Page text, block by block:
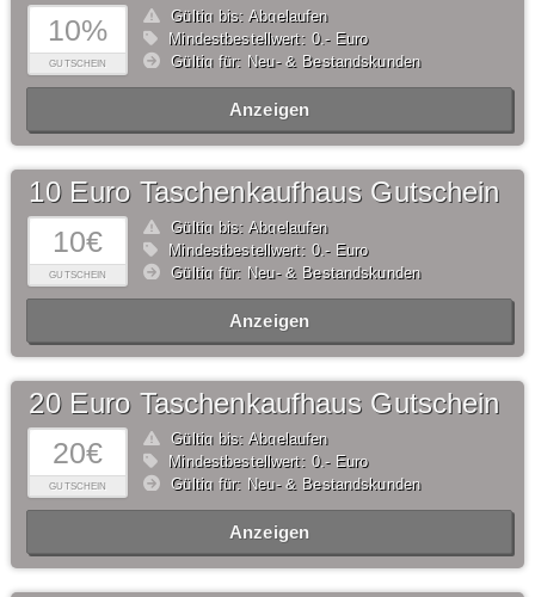
10%
GUTSCHEIN
Gültig bis: Abgelaufen
Mindestbestellwert: 0,- Euro
Gültig für: Neu- & Bestandskunden
Anzeigen
10€
GUTSCHEIN
10 Euro Taschenkaufhaus Gutschein
Gültig bis: Abgelaufen
Mindestbestellwert: 0,- Euro
Gültig für: Neu- & Bestandskunden
Anzeigen
20€
GUTSCHEIN
20 Euro Taschenkaufhaus Gutschein
Gültig bis: Abgelaufen
Mindestbestellwert: 0,- Euro
Gültig für: Neu- & Bestandskunden
Anzeigen